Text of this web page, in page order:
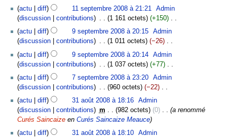
A
u
c
u
n
r
é
u
m
é
d
e
s
septembre
actu diff 11 septembre 2008 à 21:21
Admin
discussion
contributions 1 161 octets +150 ‎
A
u
c
u
n
r
é
u
m
é
d
septembre
actu diff 9 septembre 2008 à 20:15
Admin
discussion
contributions 1 011 octets −26 ‎
A
u
c
u
n
r
é
s
m
actu diff 9 septembre 2008 à 20:14
Admin
discussion
contributions 1 037 octets +77 ‎
A
u
c
u
n
r
é
septembre
actu diff 7 septembre 2008 à 23:20
Admin
discussion
contributions 960 octets −22 ‎
A
u
c
n
août
2008
actu diff 31 août 2008 à 18:16
Admin
discussion
contributions m 982 octets 0 ‎
a renommé
Curés Saincaize en Curés Saincaize Meauce
actu
diff 31 août 2008 à 18:10
Admin